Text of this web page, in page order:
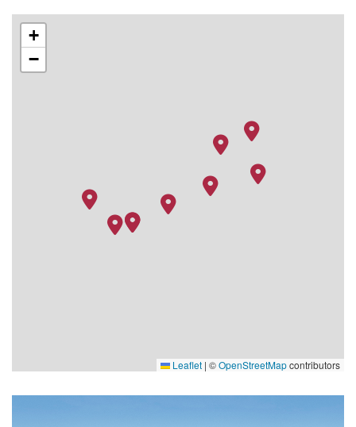
+
−
Leaflet | ©OpenStreetMapcontributors